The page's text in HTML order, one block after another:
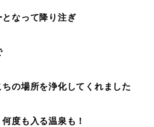
なって降り注ぎ
の場所を浄化してくれました
度も入る温泉も！